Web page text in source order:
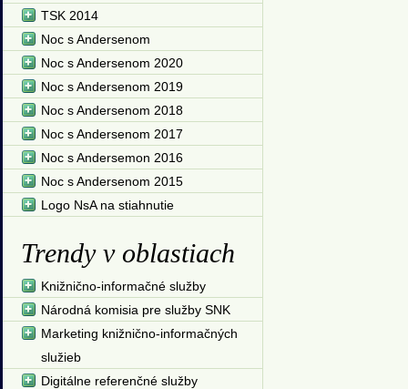
TSK 2014
Noc s Andersenom
Noc s Andersenom 2020
Noc s Andersenom 2019
Noc s Andersenom 2018
Noc s Andersenom 2017
Noc s Andersemon 2016
Noc s Andersenom 2015
Logo NsA na stiahnutie
Trendy v oblastiach
Knižnično-informačné služby
Národná komisia pre služby SNK
Marketing knižnično-informačných
služieb
Digitálne referenčné služby